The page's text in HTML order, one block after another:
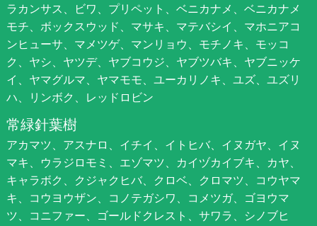
ラカンサス、ビワ、プリペット、ベニカナメ、ベニカナメ
モチ、ボックスウッド、マサキ、マテバシイ、マホニアコ
ンヒューサ、マメツゲ、マンリョウ、モチノキ、モッコ
ク、ヤシ、ヤツデ、ヤブコウジ、ヤブツバキ、ヤブニッケ
イ、ヤマグルマ、ヤマモモ、ユーカリノキ、ユズ、ユズリ
ハ、リンボク、レッドロビン
常緑針葉樹
アカマツ、アスナロ、イチイ、イトヒバ、イヌガヤ、イヌ
マキ、ウラジロモミ、エゾマツ、カイヅカイブキ、カヤ、
キャラボク、クジャクヒバ、クロベ、クロマツ、コウヤマ
キ、コウヨウザン、コノテガシワ、コメツガ、ゴヨウマ
ツ、コニファー、ゴールドクレスト、サワラ、シノブヒ